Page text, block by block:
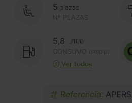
Nº PLAZAS
5 plazas
5,8
l/100
CONSUMO
(MEDIO)
Ver todos
Referencia: